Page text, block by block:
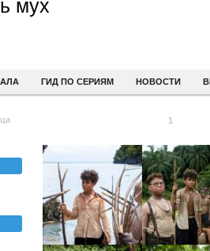
мух
ГИД ПО СЕРИЯМ НОВОСТИ
1